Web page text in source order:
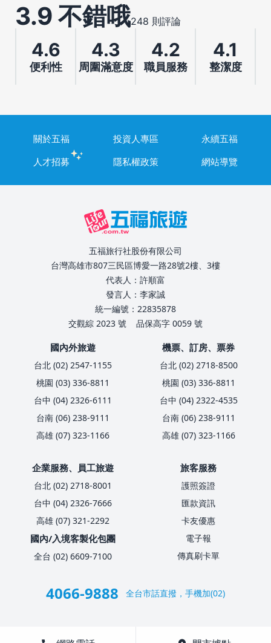
3.9 不錯哦248 則評論
4.6
便利性
4.3
周圍滿意度
4.2
職員服務
4.1
整潔度
關於五福 投資人專區
永續五福
人才招募
隱私權政策 網站導覽
五福旅行社股份有限公司
台灣高雄市807三民區博愛一路28號2樓、3樓
代表人：許順富
發言人：李家誠
統一編號：22835878
交觀綜 2023 號
品保高字 0059 號
國內外旅遊
台北 (02) 2547-1155
桃園 (03) 336-8811
台中 (04) 2326-6111
台南 (06) 238-9111
高雄 (07) 323-1166
機票、訂房、票券
台北 (02) 2718-8500
桃園 (03) 336-8811
台中 (04) 2322-4535
台南 (06) 238-9111
高雄 (07) 323-1166
企業服務、員工旅遊
台北 (02) 2718-8001
台中 (04) 2326-7666
高雄 (07) 321-2292
國內/入境客製化包團
全台 (02) 6609-7100
旅客服務
護照簽證
匯款資訊
卡友優惠
電子報
傳真刷卡單
4066-9888 全台市話直撥，手機加(02)